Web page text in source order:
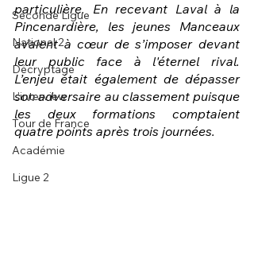
Seconde Ligue
National 2
Décryptage
L'interview
Tour de France
Académie
Ligue 2
particulière. En recevant Laval à la
Pincenardière, les jeunes Manceaux
avaient à cœur de s’imposer devant
leur public face à l'éternel rival.
L’enjeu était également de dépasser
son adversaire au classement puisque
les deux formations comptaient
quatre points après trois journées.